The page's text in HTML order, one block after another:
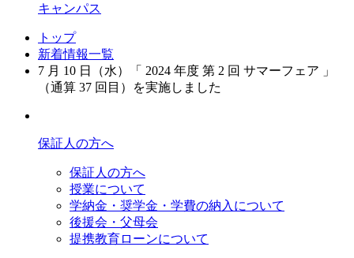
キャンパス
トップ
新着情報一覧
7 月 10 日（水）「 2024 年度 第 2 回 サマーフェア 」
（通算 37 回目）を実施しました
保証人の方へ
保証人の方へ
授業について
学納金・奨学金・学費の納入について
後援会・父母会
提携教育ローンについて